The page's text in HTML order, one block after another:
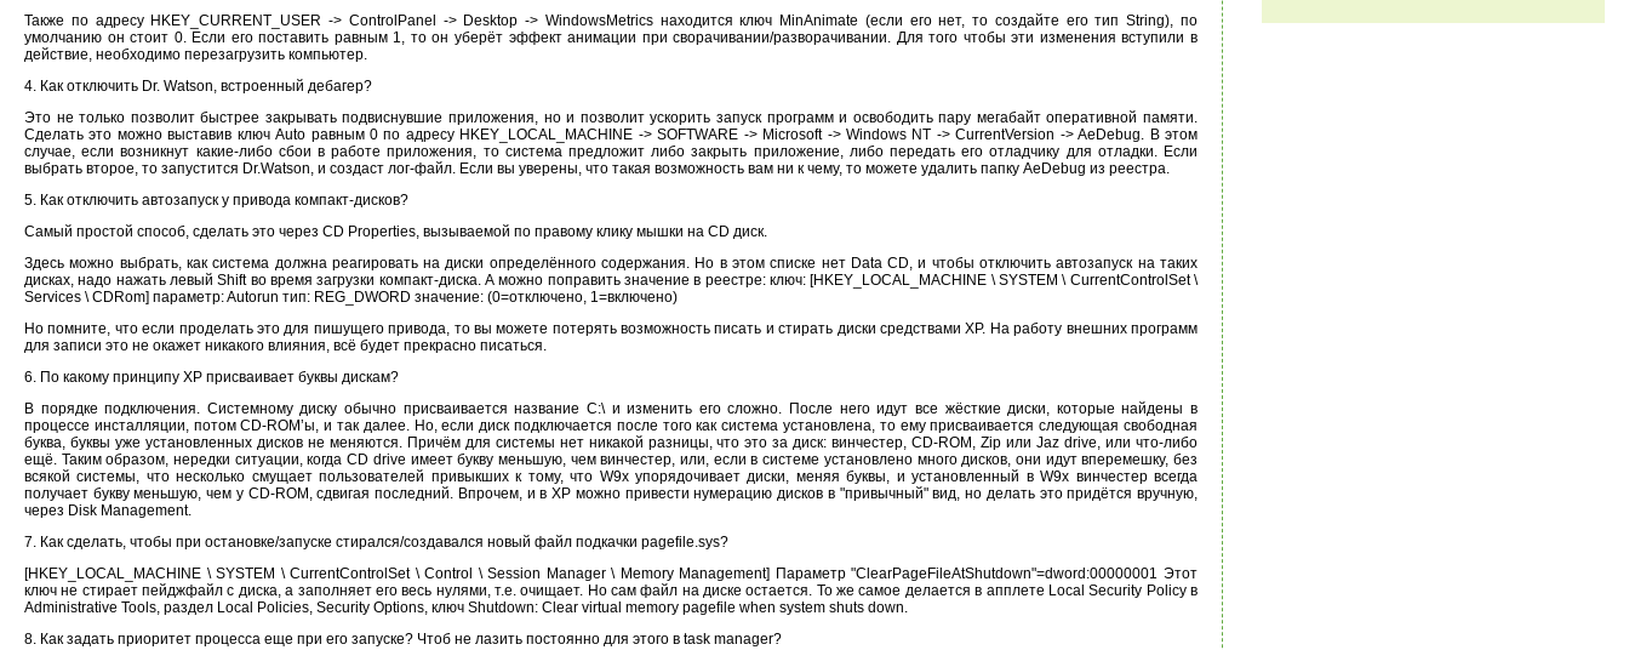
Также по адресу HKEY_CURRENT_USER -> ControlPanel -> Desktop -> WindowsMetrics находится ключ MinAnimate (если его нет, то создайте его тип String), по
умолчанию он стоит 0. Если его поставить равным 1, то он уберёт эффект анимации при сворачивании/разворачивании. Для того чтобы эти изменения вступили в
действие, необходимо перезагрузить компьютер.
4. Как отключить Dr. Watson, встроенный дебагер?
Это не только позволит быстрее закрывать подвиснувшие приложения, но и позволит ускорить запуск программ и освободить пару мегабайт оперативной памяти.
Сделать это можно выставив ключ Auto равным 0 по адресу HKEY_LOCAL_MACHINE -> SOFTWARE -> Microsoft -> Windows NT -> CurrentVersion -> AeDebug. В этом
случае, если возникнут какие-либо сбои в работе приложения, то система предложит либо закрыть приложение, либо передать его отладчику для отладки. Если
выбрать второе, то запустится Dr.Watson, и создаст лог-файл. Если вы уверены, что такая возможность вам ни к чему, то можете удалить папку AeDebug из реестра.
5. Как отключить автозапуск у привода компакт-дисков?
Самый простой способ, сделать это через CD Properties, вызываемой по правому клику мышки на CD диск.
Здесь можно выбрать, как система должна реагировать на диски определённого содержания. Но в этом списке нет Data CD, и чтобы отключить автозапуск на таких
дисках, надо нажать левый Shift во время загрузки компакт-диска. А можно поправить значение в реестре: ключ: [HKEY_LOCAL_MACHINE \ SYSTEM \ CurrentControlSet \
Services \ CDRom] паpаметp: Autorun тип: REG_DWORD значение: (0=отключено, 1=включено)
Но помните, что если проделать это для пишущего привода, то вы можете потерять возможность писать и стирать диски средствами XP. На работу внешних программ
для записи это не окажет никакого влияния, всё будет прекрасно писаться.
6. По какому принципу XP присваивает буквы дискам?
В порядке подключения. Системному диску обычно присваивается название С:\ и изменить его сложно. После него идут все жёсткие диски, которые найдены в
процессе инсталляции, потом CD-ROM’ы, и так далее. Но, если диск подключается после того как система установлена, то ему присваивается следующая свободная
буква, буквы уже установленных дисков не меняются. Причём для системы нет никакой разницы, что это за диск: винчестер, CD-ROM, Zip или Jaz drive, или что-либо
ещё. Таким образом, нередки ситуации, когда CD drive имеет букву меньшую, чем винчестер, или, если в системе установлено много дисков, они идут вперемешку, без
всякой системы, что несколько смущает пользователей привыкших к тому, что W9x упорядочивает диски, меняя буквы, и установленный в W9x винчестер всегда
получает букву меньшую, чем у CD-ROM, сдвигая последний. Впрочем, и в XP можно привести нумерацию дисков в "привычный" вид, но делать это придётся вручную,
через Disk Management.
7. Как сделать, чтобы пpи остановке/запyске стиpался/создавался новый файл подкачки pagefile.sys?
[HKEY_LOCAL_MACHINE \ SYSTEM \ CurrentControlSet \ Control \ Session Manager \ Memory Management] Параметр "ClearPageFileAtShutdown"=dword:00000001 Этот
ключ не стирает пейджфайл с диска, а заполняет его весь нулями, т.е. очищает. Hо сам файл на диске остается. То же самое делается в апплете Local Security Policy в
Administrative Tools, раздел Local Policies, Security Options, ключ Shutdown: Clear virtual memory pagefile when system shuts down.
8. Как задать пpиоpитет процесса еще пpи его запyске? Чтоб не лазить постоянно для этого в task manager?